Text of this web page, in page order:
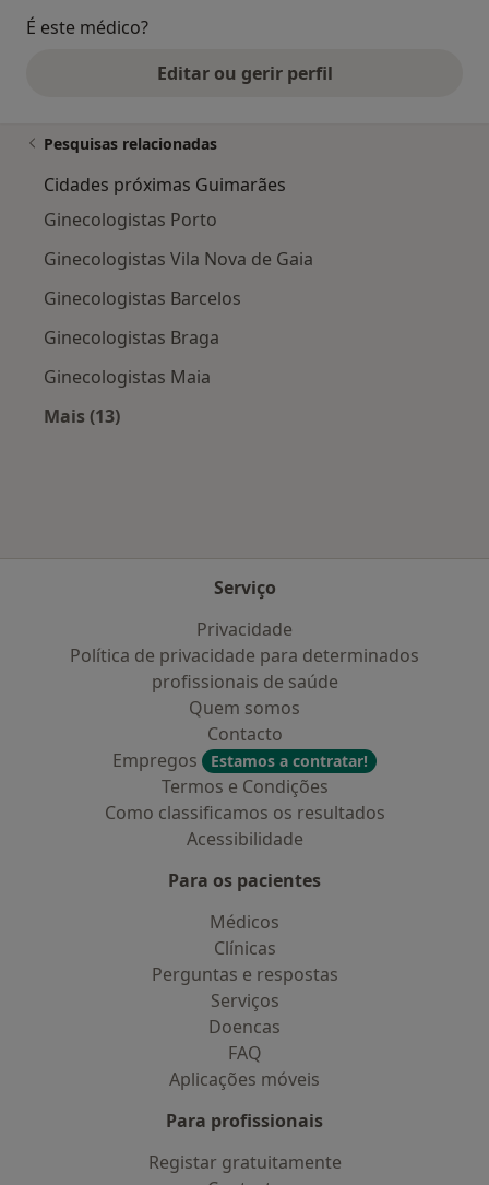
É este médico?
Editar ou gerir perfil
Pesquisas relacionadas
Cidades próximas Guimarães
Ginecologistas Porto
Ginecologistas Vila Nova de Gaia
Ginecologistas Barcelos
Ginecologistas Braga
Ginecologistas Maia
Mais (13)
Serviço
Privacidade
Política de privacidade para determinados
profissionais de saúde
Quem somos
Contacto
Empregos
Estamos a contratar!
Termos e Condições
Como classificamos os resultados
Acessibilidade
Para os pacientes
Médicos
Clínicas
Perguntas e respostas
Serviços
Doencas
FAQ
Aplicações móveis
Para profissionais
Registar gratuitamente